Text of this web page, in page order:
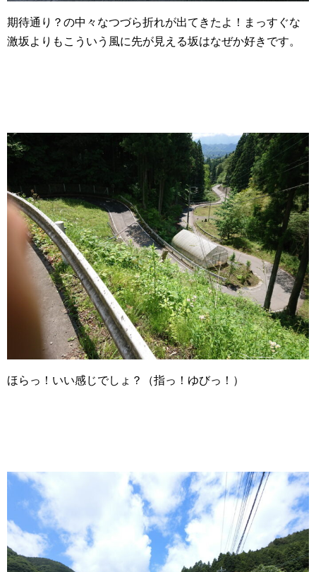
期待通り？の中々なつづら折れが出てきたよ！まっすぐな
激坂よりもこういう風に先が見える坂はなぜか好きです。
ほらっ！いい感じでしょ？（指っ！ゆびっ！）